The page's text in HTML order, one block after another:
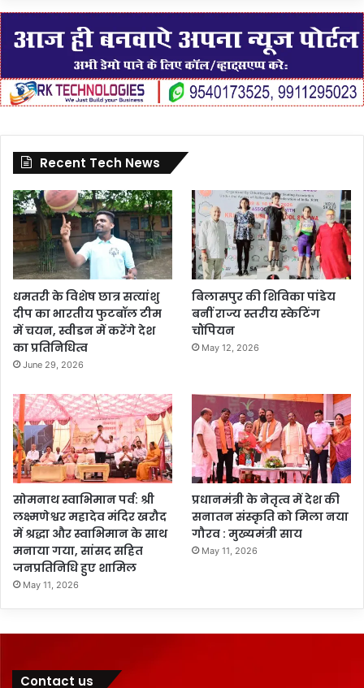
Recent Tech News
धमतरी के विशेष छात्र सत्यांशु
दीप का भारतीय फुटबॉल टीम
में चयन, स्वीडन में करेंगे देश
का प्रतिनिधित्व
June 29, 2026
बिलासपुर की शिविका पांडेय
बनीं राज्य स्तरीय स्केटिंग
चौंपियन
May 12, 2026
सोमनाथ स्वाभिमान पर्व: श्री
लक्ष्मणेश्वर महादेव मंदिर खरौद
में श्रद्धा और स्वाभिमान के साथ
मनाया गया, सांसद सहित
जनप्रतिनिधि हुए शामिल
May 11, 2026
प्रधानमंत्री के नेतृत्व में देश की
सनातन संस्कृति को मिला नया
गौरव : मुख्यमंत्री साय
May 11, 2026
Contact us